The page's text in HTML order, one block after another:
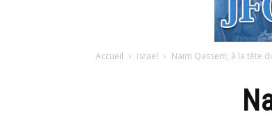
Accueil Israel Naïm Qassem, à la tête